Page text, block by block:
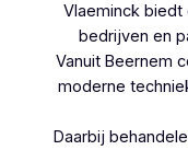
Vlaeminck
bedrijven en
Vanuit Beernem
moderne
Daarbij